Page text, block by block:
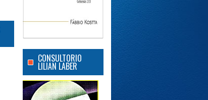
CONSULTORIO
LILIAN LABER